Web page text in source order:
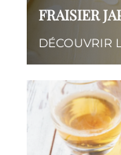
FRAISIER
DÉCOUVRIR